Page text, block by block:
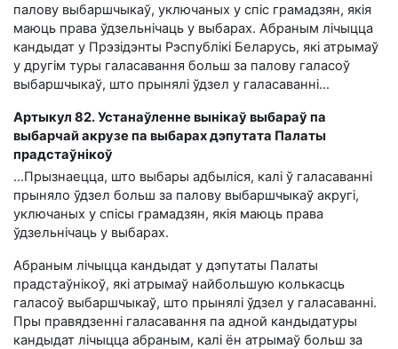
палову выбаршчыкаў, уключаных у спіс грамадзян, якія
маюць права ўдзельнічаць у выбарах. Абраным лічыцца
кандыдат у Прэзідэнты Рэспублікі Беларусь, які атрымаў
у другім туры галасавання больш за палову галасоў
выбаршчыкаў, што прынялі ўдзел у галасаванні…
Артыкул 82. Устанаўленне вынікаў выбараў па
выбарчай акрузе па выбарах дэпутата Палаты
прадстаўнікоў
…Прызнаецца, што выбары адбыліся, калі ў галасаванні
прыняло ўдзел больш за палову выбаршчыкаў акругі,
уключаных у спісы грамадзян, якія маюць права
ўдзельнічаць у выбарах.
Абраным лічыцца кандыдат у дэпутаты Палаты
прадстаўнікоў, які атрымаў найбольшую колькасць
галасоў выбаршчыкаў, што прынялі ўдзел у галасаванні.
Пры правядзенні галасавання па адной кандыдатуры
кандыдат лічыцца абраным, калі ён атрымаў больш за